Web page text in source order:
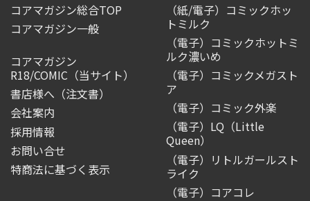
コアマガジン総合TOP
コアマガジン一般
コアマガジン
R18/COMIC （当サイト）
書店様へ（注文書）
会社案内
採用情報
お問い合せ
特商法に基づく表示
（紙/電子）コミックホッ
トミルク
（電子）コミックホットミ
ルク濃いめ
（電子）コミックメガスト
ア
（電子）コミック外楽
（電子）LQ（Little
Queen）
（電子）リトルガールスト
ライク
（電子）コアコレ